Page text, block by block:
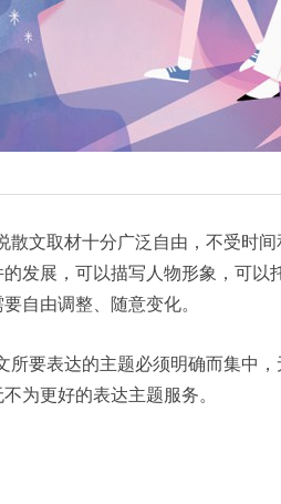
散文取材十分广泛自由，不受时
发展，可以描写人物形象，可以
自由调整、随意变化。
所要表达的主题必须明确而集中
为更好的表达主题服务。